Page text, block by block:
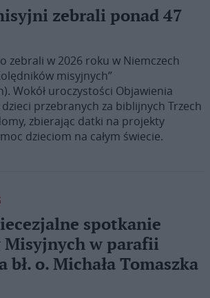
zebrali ponad 47
zebrali w 2026 roku w Niemczech
misyjnych”
Wokół uroczystości Objawienia
przebranych za biblijnych Trzech
zbierając datki na projekty
dzieciom na całym świecie.
spotkanie
Misyjnych w parafii
bł. o. Michała Tomaszka